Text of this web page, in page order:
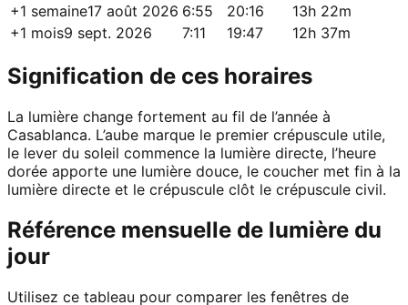
+1 semaine17 août 2026 6:55 20:16
13h 22m
+1 mois9 sept. 2026 7:11 19:47 12h 37m
Signification de ces horaires
La lumière change fortement au fil de l’année à
Casablanca. L’aube marque le premier crépuscule utile,
le lever du soleil commence la lumière directe, l’heure
dorée apporte une lumière douce, le coucher met fin à la
lumière directe et le crépuscule clôt le crépuscule civil.
Référence mensuelle de lumière du
jour
Utilisez ce tableau pour comparer les fenêtres de